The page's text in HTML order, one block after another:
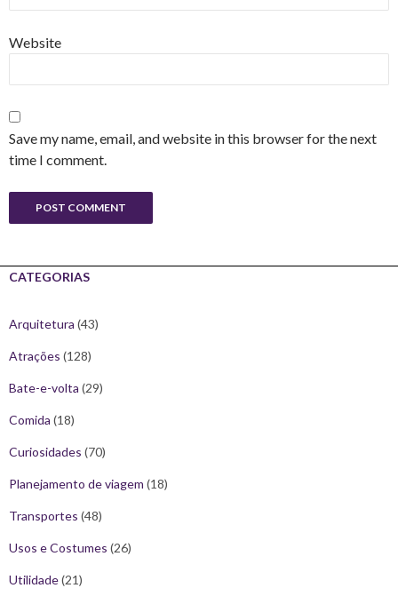
Website
Save my name, email, and website in this browser for the next
time I comment.
CATEGORIAS
Arquitetura (43)
Atrações (128)
Bate-e-volta (29)
Comida (18)
Curiosidades (70)
Planejamento de viagem (18)
Transportes (48)
Usos e Costumes (26)
Utilidade(21)